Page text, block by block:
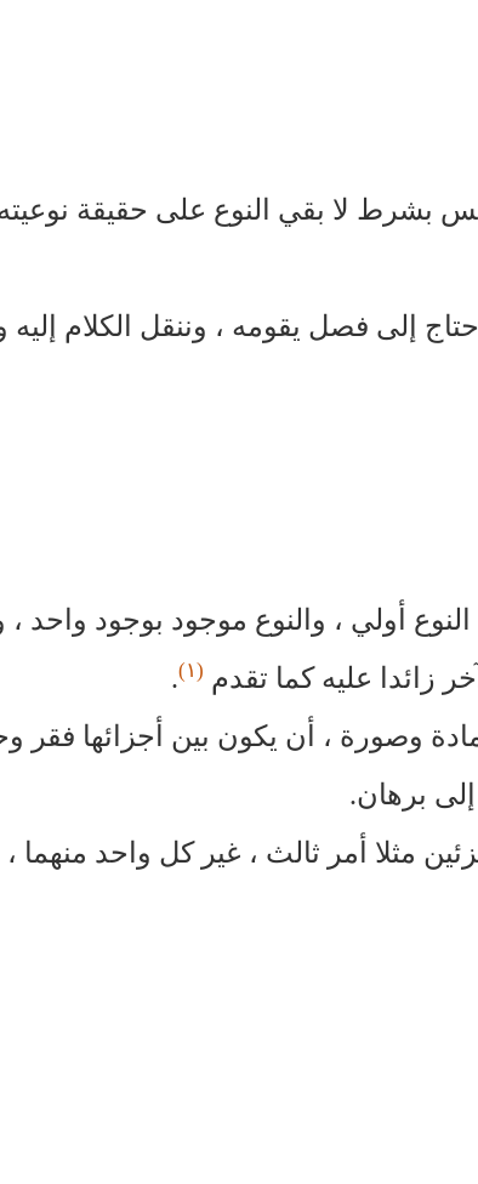
بشرط لا بقي النوع على حقيقة نوعيته
إلى فصل يقومه ، وننقل الكلام
أولي ، والنوع موجود بوجود واحد
زائدا عليه كما تقدم (١)
.
مادة وصورة ، أن يكون بين أجزائها فقر
برهان.
مثلا أمر ثالث ، غير كل واحد منهما ،